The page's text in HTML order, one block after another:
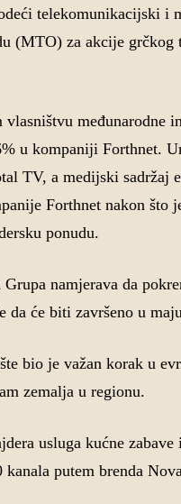
telekomunikacijski i
(MTO) za akcije
međunarodne
u kompaniji Forthnet.
TV, a medijski
Forthnet nakon
ponudu.
namjerava da
da će biti završeno u
bio je važan korak u
zemalja u regionu.
usluga kućne
putem brenda